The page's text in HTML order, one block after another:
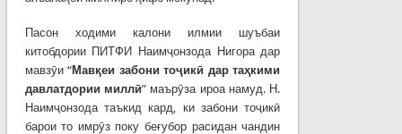
Пасон ходими калони илмии шуъбаи
китобдории ПИТФИ Наимҷонзода Нигора дар
мавзӯи “Мавқеи забони тоҷикӣ дар таҳкими
давлатдории миллӣ” маърӯза ироа намуд. Н.
Наимҷонзода таъкид кард, ки забони тоҷикӣ
барои то имрӯз поку беғубор расидан чандин